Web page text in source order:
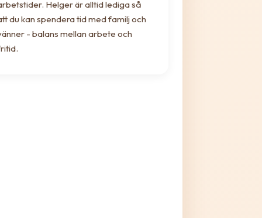
Helger är alltid lediga så
du kan spendera tid med familj och
- balans mellan arbete och